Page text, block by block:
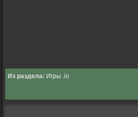
Из раздела: Игры .io